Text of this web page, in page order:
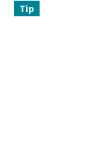
Tip